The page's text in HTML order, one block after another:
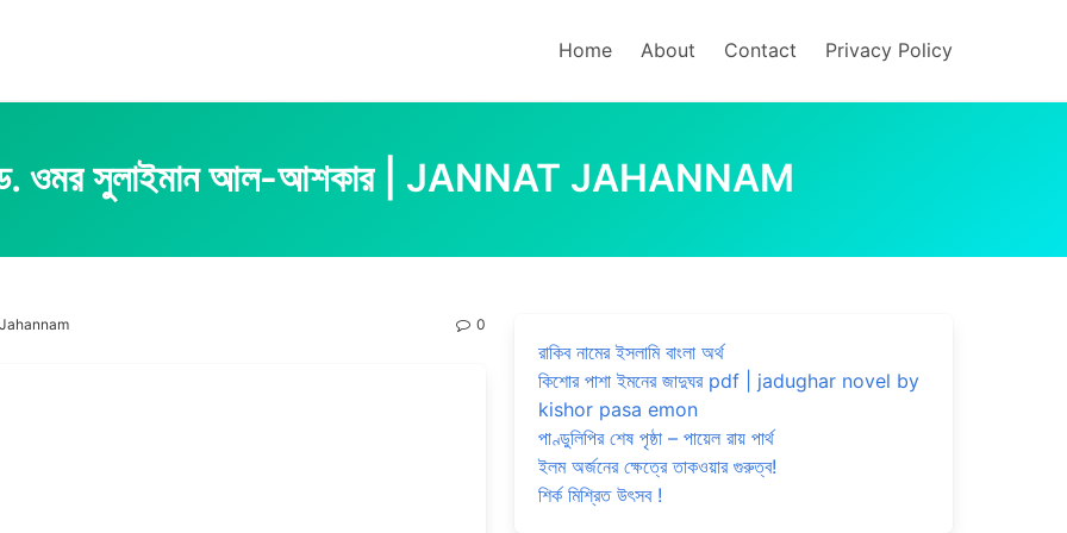
Home About Contact Privacy Policy
: ড. ওমর সুলাইমান আল-আশকার | JANNAT JAHANNAM
Jahannam 0
রাকিব নামের ইসলামি বাংলা অর্থ
কিশোর পাশা ইমনের জাদুঘর pdf | jadughar novel by
kishor pasa emon
পাণ্ডুলিপির শেষ পৃষ্ঠা – পায়েল রায় পার্থ
ইলম অর্জনের ক্ষেত্রে তাকওয়ার গুরুত্ব!
শির্ক মিশ্রিত উৎসব !